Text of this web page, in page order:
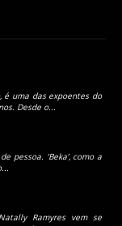
é uma das expoentes do
Desde o...
pessoa. ‘Beka’, como a
Ramyres vem se